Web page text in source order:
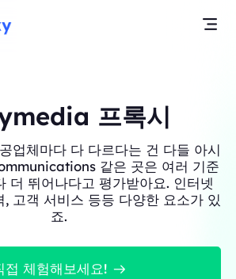
프록시
업체마다 다 다르다는 건 다들 아시
같은 곳은 여러 기준
더 뛰어나다고 평가받아요. 인터넷
, 고객 서비스 등등 다양한 요소가 있
죠.
접 체험해보세요!